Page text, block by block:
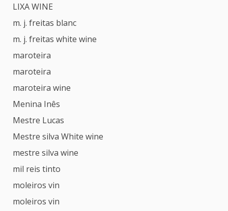
LIXA WINE
m. j. freitas blanc
m. j. freitas white wine
maroteira
maroteira
maroteira wine
Menina Inês
Mestre Lucas
Mestre silva White wine
mestre silva wine
mil reis tinto
moleiros vin
moleiros vin